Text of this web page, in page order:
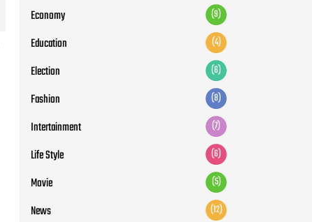
Economy (9)
Education (4)
Election (6)
Fashion (8)
Intertainment (7)
Life Style (6)
Movie (5)
News (12)